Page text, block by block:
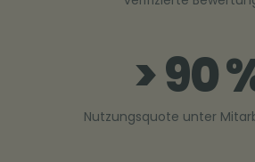
> 90
Nutzungsquote unter